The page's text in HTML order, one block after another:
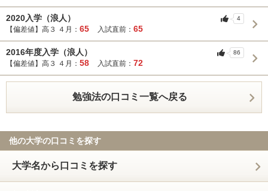
2020入学（浪人）
【偏差値】高３ ４月： 65 入試直前： 65
4
2016年度入学（浪人）
【偏差値】高３ ４月： 58 入試直前： 72
86
勉強法の口コミ一覧へ戻る
他の大学の口コミを探す
大学名から口コミを探す